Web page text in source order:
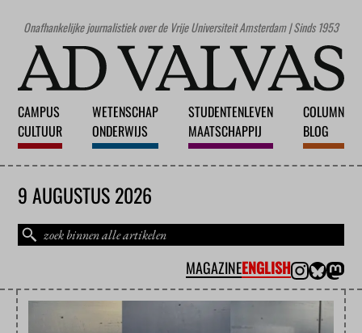
Onafhankelijke journalistiek over de Vrije Universiteit Amsterdam | Sinds 1953
CAMPUS
CULTUUR
WETENSCHAP
ONDERWIJS
STUDENTENLEVEN
MAATSCHAPPIJ
COLUMN
BLOG
9 AUGUSTUS 2026
MAGAZINEENGLISH